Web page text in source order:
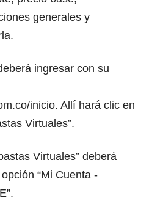
generales y
ingresar con su
inicio. Allí hará clic en
Virtuales”.
Virtuales” deberá
“Mi Cuenta -